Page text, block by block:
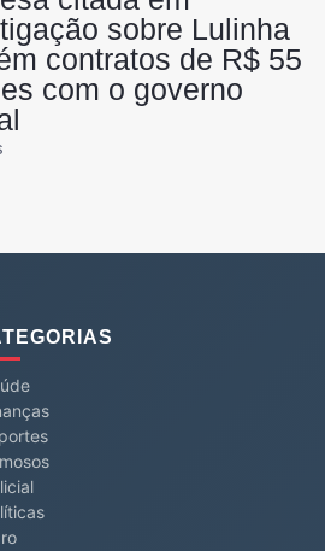
sobre Lulinha
contratos de R$ 55
com o governo